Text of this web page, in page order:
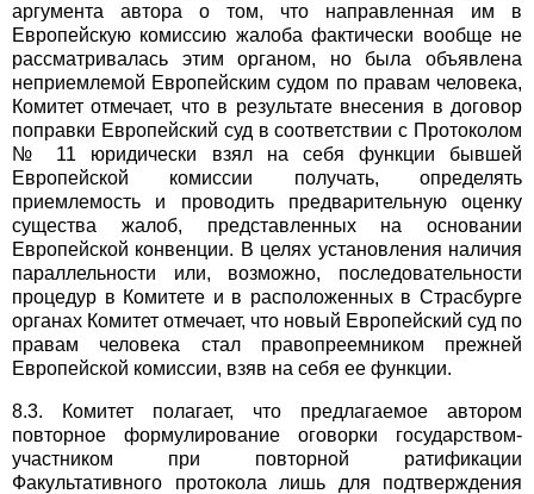
аргумента автора о том, что направленная им в
Европейскую комиссию жалоба фактически вообще не
рассматривалась этим органом, но была объявлена
неприемлемой Европейским судом по правам человека,
Комитет отмечает, что в результате внесения в договор
поправки Европейский суд в соответствии с Протоколом
№ 11 юридически взял на себя функции бывшей
Европейской комиссии получать, определять
приемлемость и проводить предварительную оценку
существа жалоб, представленных на основании
Европейской конвенции. В целях установления наличия
параллельности или, возможно, последовательности
процедур в Комитете и в расположенных в Страсбурге
органах Комитет отмечает, что новый Европейский суд по
правам человека стал правопреемником прежней
Европейской комиссии, взяв на себя ее функции.
8.3. Комитет полагает, что предлагаемое автором
повторное формулирование оговорки государством-
участником при повторной ратификации
Факультативного протокола лишь для подтверждения